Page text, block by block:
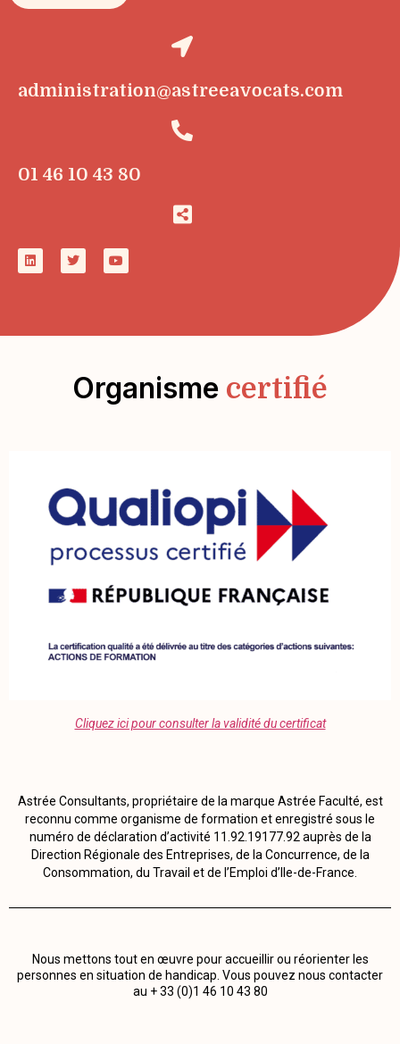
administration@astreeavocats.com
01 46 10 43 80
Organisme certifié
Cliquez ici pour consulter la validité du certificat
Astrée Consultants, propriétaire de la marque Astrée Faculté, est
reconnu comme organisme de formation et enregistré sous le
numéro de déclaration d’activité 11.92.19177.92 auprès de la
Direction Régionale des Entreprises, de la Concurrence, de la
Consommation, du Travail et de l’Emploi d’Ile-de-France.
Nous mettons tout en œuvre pour accueillir ou réorienter les
personnes en situation de handicap. Vous pouvez nous contacter
au + 33 (0)1 46 10 43 80